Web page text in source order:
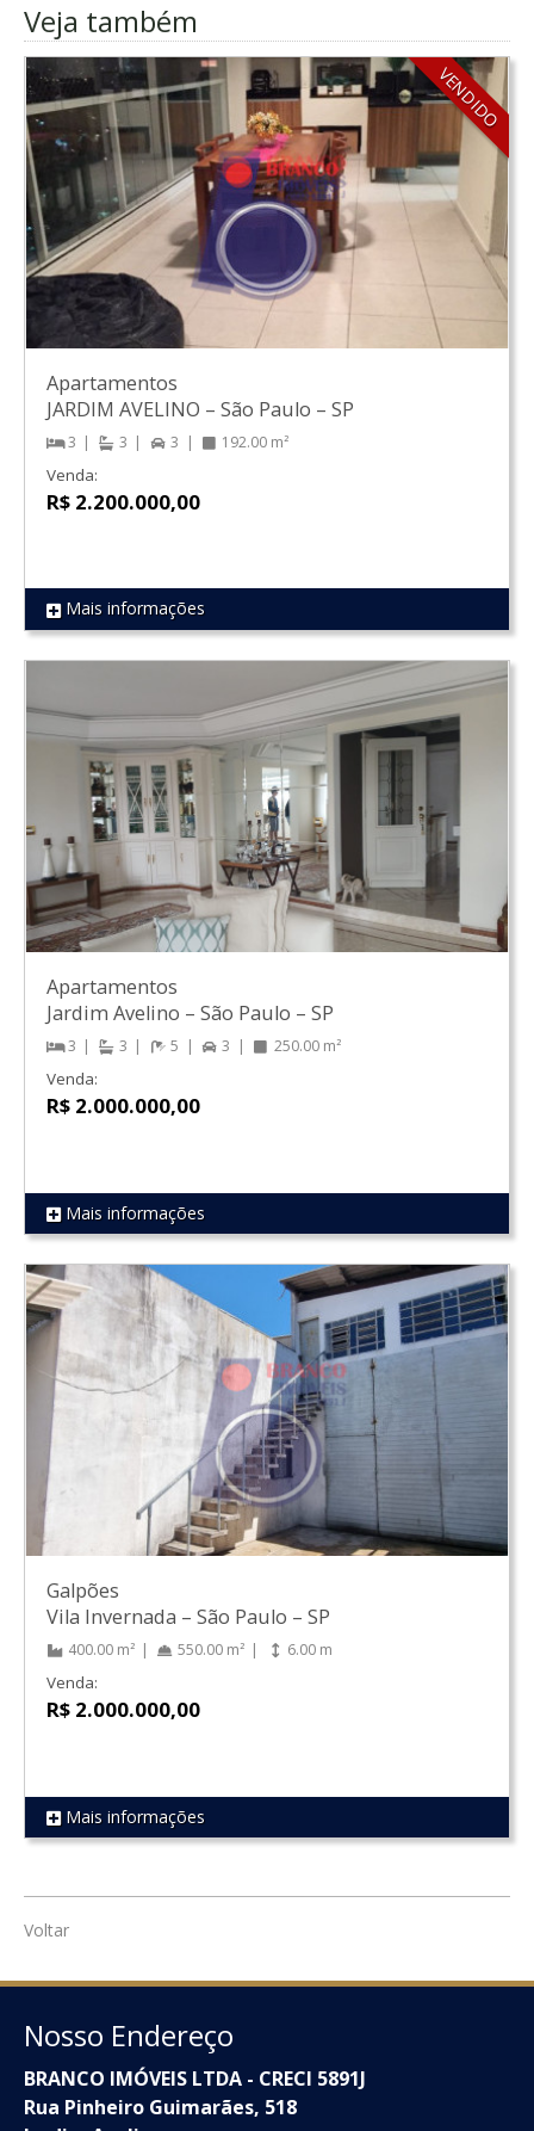
Veja também
VENDIDO
REF 487
Apartamentos
JARDIM AVELINO – São Paulo – SP
3 3 3 192.00 m²
Venda:
R$ 2.200.000,00
Mais informações
REF 1823
Apartamentos
Jardim Avelino – São Paulo – SP
3 3 5 3 250.00 m²
Venda:
R$ 2.000.000,00
Mais informações
REF 1601
Galpões
Vila Invernada – São Paulo – SP
400.00 m² 550.00 m² 6.00 m
Venda:
R$ 2.000.000,00
Mais informações
Voltar
Nosso Endereço
BRANCO IMÓVEIS LTDA - CRECI 5891J
Rua Pinheiro Guimarães, 518